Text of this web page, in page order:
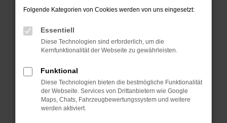
Prüfe deine Browsererweiterungen.
können das Laden bestimmter Seiten
verhindern. Funktioniert die Seite in einem
anderen Browser oder in einem privaten
Starte dein Gerät neu.
Das kann manchmal helfen, vorübergehende
Probleme zu beheben.
Folgende Kategorien von Cookies werden von uns eingesetzt:
Essentiell
Diese Technologien sind erforderlich, um die
Kernfunktionalität der Webseite zu gewährleisten.
Funktional
Diese Technologien bieten die bestmögliche Funktionalität
der Webseite. Services von Drittanbietern wie Google
Maps, Chats, Fahrzeugbewertungssystem und weitere
werden aktiviert.